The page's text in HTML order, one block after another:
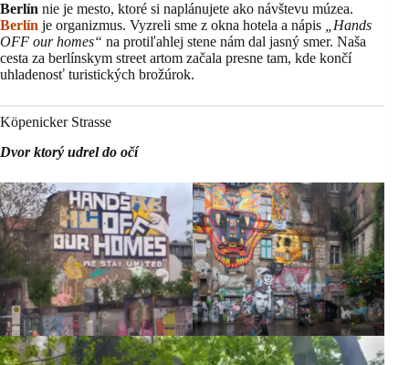
Berlín nie je mesto, ktoré si naplánujete ako návštevu múzea.
Berlín je organizmus. Vyzreli sme z okna hotela a nápis „Hands
OFF our homes“ na protiľahlej stene nám dal jasný smer. Naša
cesta za berlínskym street artom začala presne tam, kde končí
uhladenosť turistických brožúrok.
Köpenicker Strasse
Dvor ktorý udrel do očí